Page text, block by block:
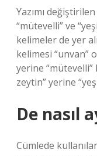
Yazımı
“mütevelli” ve
kelimeler de yer
kelimesi “unvan”
yerine “mütevelli”
zeytin” yerine
De nasıl
Cümlede